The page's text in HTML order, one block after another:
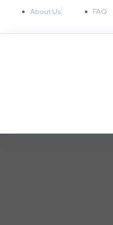
About Us FAQ